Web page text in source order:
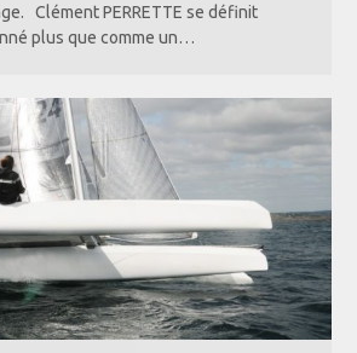
Clément PERRETTE se définit
plus que comme un…